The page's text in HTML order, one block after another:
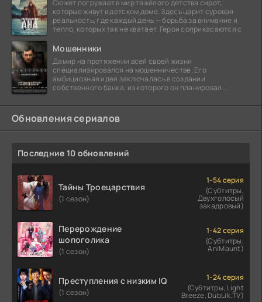
Сюжет погружает в мир тяжёлого детства сирот,
которые живут в детском доме. Здесь царит суровая
реальность, где каждый день — борьба за внимание и
тепло, которых так не хватает. Герои соприкасаются с
Мошенники
Дамир на протяжении всей своей жизни
специализировался на мошенничестве. Его
амбициозная идея заключалась в создании
собственного банка, из которого он планировал
Обновления сериалов
Последние 10 обновлений
Тайны Троецарствия
(1 сезон)
1-54 серия
(Субтитры,
Двухголосый
закадровый)
Перерождение
шопоголика
(1 сезон)
1-42 серия
(Субтитры,
AniMaunt)
Преступления с низким IQ
(1 сезон)
1-24 серия
(Субтитры, Light
Breeze, DubLik.TV)